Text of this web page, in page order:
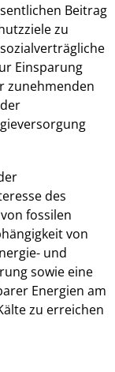
Beitrag
zu
Einsparung
zunehmenden
des
fossilen
von
und
sowie eine
Energien am
zu erreichen